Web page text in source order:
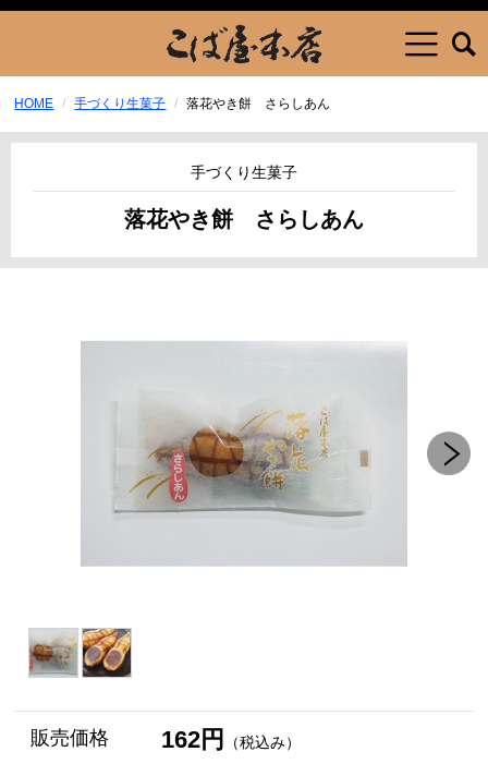
HOME 手づくり生菓子 落花やき餅 さらしあん
手づくり生菓子
落花やき餅 さらしあん
販売価格 162円 （税込み）